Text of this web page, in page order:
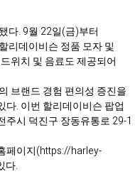
다. 9월 22일(금)부터
리데이비슨 정품 모자 및
위치 및 음료도 제공되어
브랜드 경험 편의성 증진을
다. 이번 할리데이비슨 팝업
주시 덕진구 장동유통로 29-1
페이지(https://harley-
다.